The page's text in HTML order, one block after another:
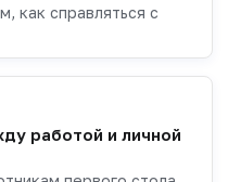
как справляться с
работой и личной